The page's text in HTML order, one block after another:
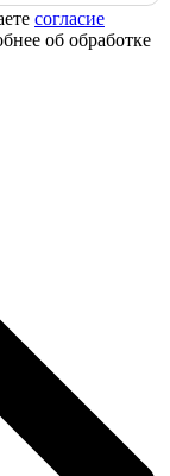
согласие
об обработке